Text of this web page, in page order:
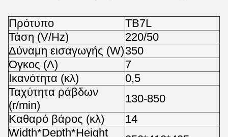
Πρότυπο
TB7L
Τάση (V/Hz)
220/50
Δύναμη εισαγωγής (W)350
Όγκος (Λ)
7
Ικανότητα (κλ)
0,5
Ταχύτητα ράβδων
(r/min)
130-850
Καθαρό βάρος (κλ)
14
Width*Depth*Height